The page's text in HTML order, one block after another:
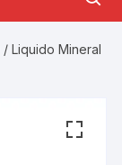
/ Liquido Mineral